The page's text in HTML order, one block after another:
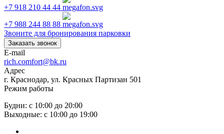
+7 918 210 44 44
+7 988 244 88 88
Звоните для бронирования парковки
Заказать звонок
E-mail
rich.comfort@bk.ru
Адрес
г. Краснодар, ул. Красных Партизан 501
Режим работы
Будни: с 10:00 до 20:00
Выходные: с 10:00 до 19:00